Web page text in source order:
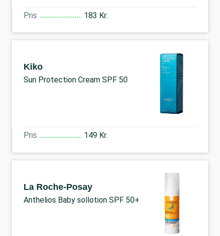
Pris 183 Kr.
Kiko
Sun Protection Cream SPF 50
Pris 149 Kr.
La Roche-Posay
Anthelios Baby sollotion SPF 50+